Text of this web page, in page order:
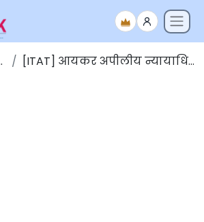
[ITAT] आयकर अपीलीय न्यायाधिकरण भरती 2023